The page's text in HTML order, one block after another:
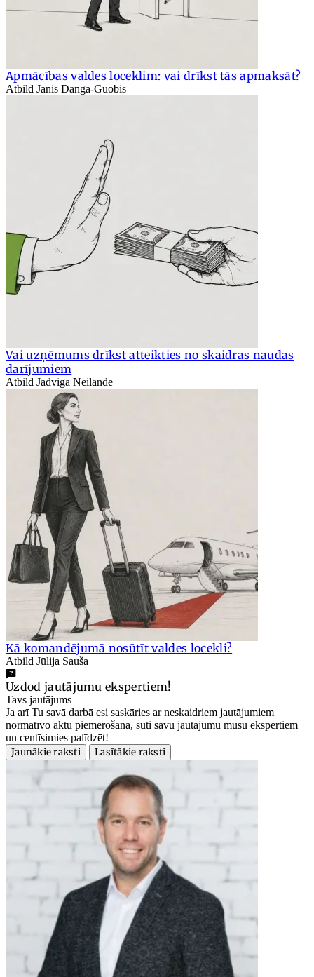
Apmācības valdes loceklim: vai drīkst tās apmaksāt?
Atbild Jānis Danga-Guobis
Vai uzņēmums drīkst atteikties no skaidras naudas
darījumiem
Atbild Jadviga Neilande
Kā komandējumā nosūtīt valdes locekli?
Atbild Jūlija Sauša
Uzdod jautājumu ekspertiem!
Tavs jautājums
Ja arī Tu savā darbā esi saskāries ar neskaidriem jautājumiem
normatīvo aktu piemērošanā, sūti savu jautājumu mūsu ekspertiem
un centīsimies palīdzēt!
Jaunākie raksti
Lasītākie raksti